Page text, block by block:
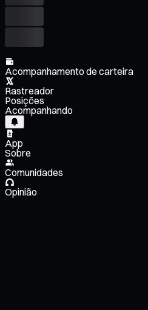
Acompanhamento de carteira
Rastreador
Posições
Acompanhando
App
Sobre
Comunidades
Opinião